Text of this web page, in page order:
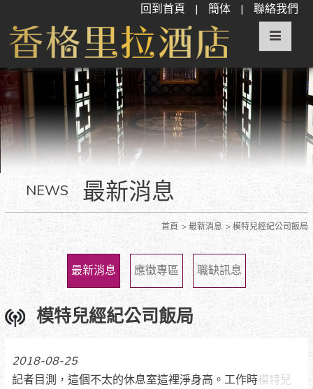
回到首頁 | 簡体 | 聯絡我們
NEWS 最新消息
首頁 最新消息 模特兒經紀公司飯局
最新消息 應徵專區 職缺訊息
模特兒經紀公司飯局
2018-08-25
記者目測，這個不太的休息室這裡淨身高。工作時模特兒